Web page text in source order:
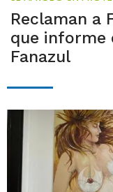
Reclaman a
que informe
Fanazul